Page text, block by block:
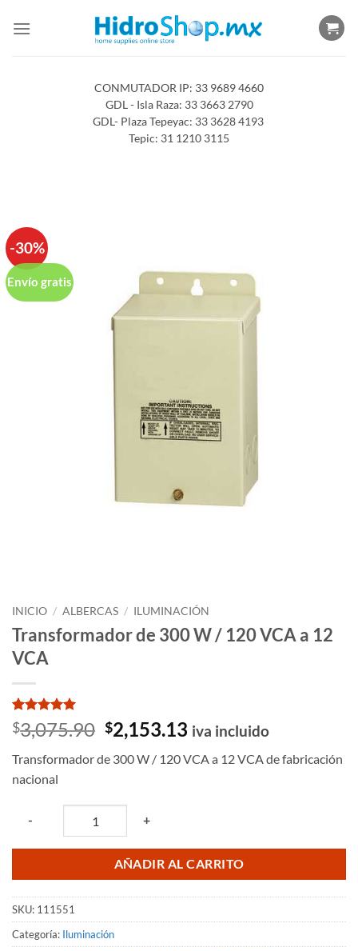
CONMUTADOR IP: 33 9689 4660
GDL - Isla Raza: 33 3663 2790
GDL- Plaza Tepeyac: 33 3628 4193
Tepic: 31 1210 3115
-30%
Envío gratis
INICIO / ALBERCAS / ILUMINACIÓN
Transformador de 300 W / 120 VCA a 12
VCA
Valorado
con5de 5
2
valoraciones
de clientes
$3,075.90 El
precio
original
$3,075.90.
$2,153.13 El
actual
iva incluido
Transformador de 300 W / 120 VCA a 12 VCA de fabricación
nacional
- +
AÑADIR AL CARRITO
SKU: 111551
Categoría: Iluminación